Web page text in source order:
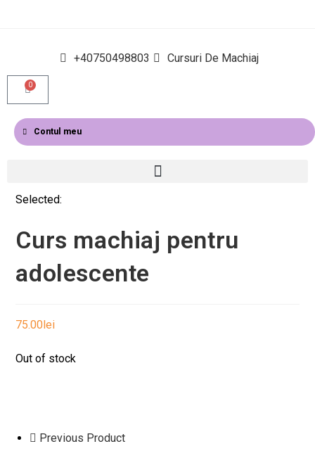
+40750498803 Cursuri De Machiaj
Contul meu
0
Selected:
Curs machiaj pentru
adolescente
75.00lei
Out of stock
Previous Product